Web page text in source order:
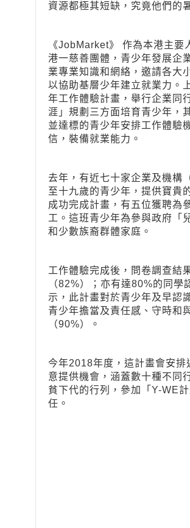
資源都極其短缺，究竟他們的
《JobMarket》 作為本港主
港一慈善團體，青少年發展
業專業知識和網絡，邀請各大
以協助基層少年建立就業力。
年工作體驗計畫，舉行企業同
涯」規劃三方面培育青少年，
並達標的青少年安排工作體驗
信，裝備就業能力。
去年，有近七十家企業及機構
至十九歲的青少年，提供寶貴
成功完成計畫，有五位獲聘為
工。這班青少年為參與政府「
和少數族裔群體家庭。
工作體驗完成後，問卷調查結
（82%）；亦有達80%的同
示，此計畫對於青少年及早認
青少年擔當及責任感、守時和
（90%）。
今年2018年度，這計畫會安排
意提供機會，涵蓋數十種不同
貧下代的行列，參加「Y-WE
任。